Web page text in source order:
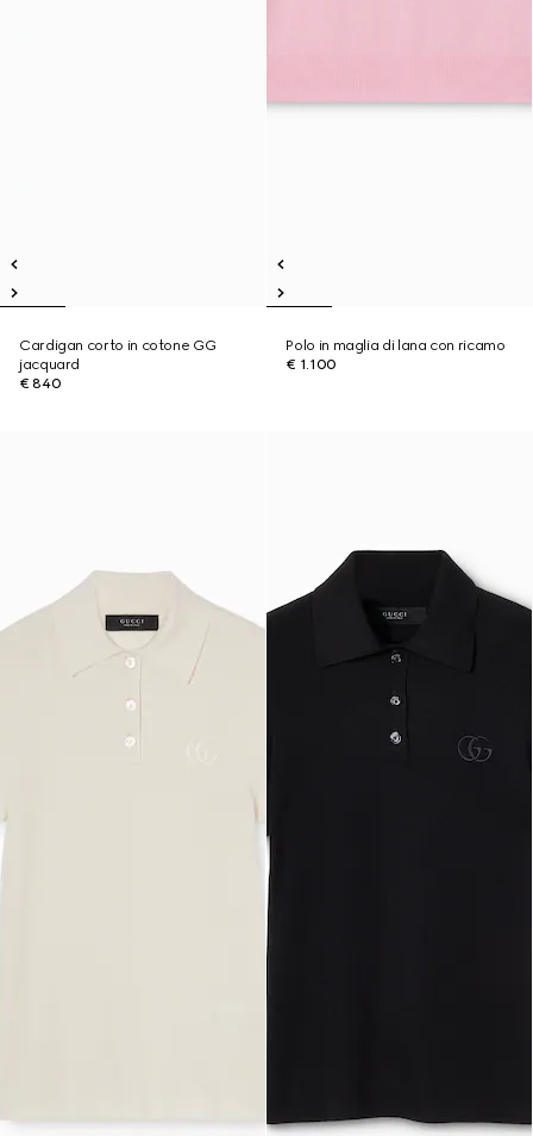
Cardigan corto in cotone GG
jacquard
€ 840
Polo in maglia di lana con ricamo
€ 1.100